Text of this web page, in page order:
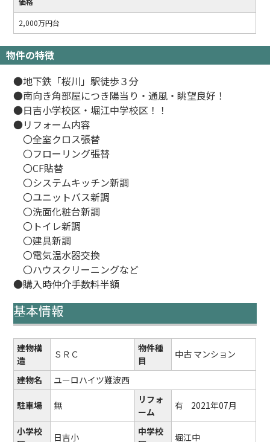
2,000万円台
物件の特徴
●地下鉄「桜川」駅徒歩３分
●南向き角部屋につき陽当り・通風・眺望良好！
●日吉小学校区・堀江中学校区！！
●リフォーム内容
〇全室クロス張替
〇フローリング張替
〇CF貼替
〇システムキッチン新調
〇ユニットバス新調
〇洗面化粧台新調
〇トイレ新調
〇建具新調
〇電気温水器交換
〇ハウスクリーニングなど
●購入時仲介手数料半額
基本情報
建物構
造
ＳＲＣ
物件種
目
中古 マンション
建物名 ユーロハイツ難波西
駐車場 無
リフォ
ーム
有 2021年07月
小学校
日吉小
中学校
堀江中